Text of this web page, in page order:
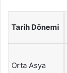
Tarih Dönemi
Orta Asya